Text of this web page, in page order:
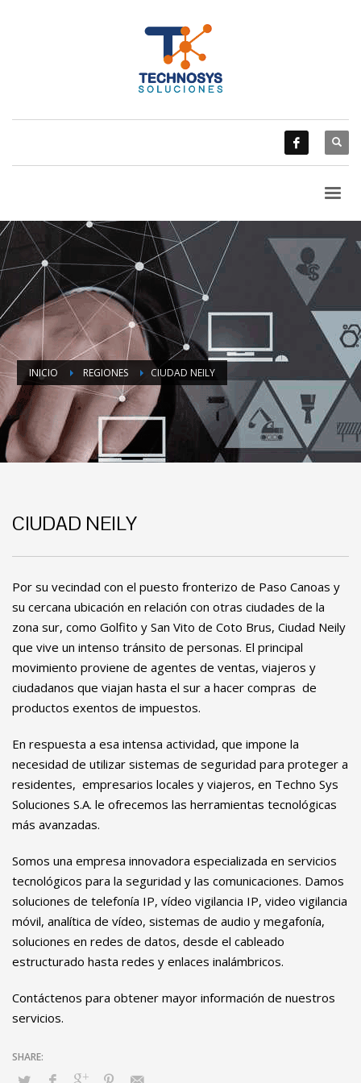
INICIO REGIONES CIUDAD NEILY
CIUDAD NEILY
Por su vecindad con el puesto fronterizo de Paso Canoas y
su cercana ubicación en relación con otras ciudades de la
zona sur, como Golfito y San Vito de Coto Brus, Ciudad Neily
que vive un intenso tránsito de personas. El principal
movimiento proviene de agentes de ventas, viajeros y
ciudadanos que viajan hasta el sur a hacer compras de
productos exentos de impuestos.
En respuesta a esa intensa actividad, que impone la
necesidad de utilizar sistemas de seguridad para proteger a
residentes, empresarios locales y viajeros, en Techno Sys
Soluciones S.A. le ofrecemos las herramientas tecnológicas
más avanzadas.
Somos una empresa innovadora especializada en servicios
tecnológicos para la seguridad y las comunicaciones. Damos
soluciones de telefonía IP, vídeo vigilancia IP, video vigilancia
móvil, analítica de vídeo, sistemas de audio y megafonía,
soluciones en redes de datos, desde el cableado
estructurado hasta redes y enlaces inalámbricos.
Contáctenos para obtener mayor información de nuestros
servicios.